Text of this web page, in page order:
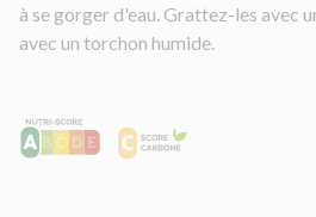
à se gorger d'eau. Grattez-les avec
avec un torchon humide.